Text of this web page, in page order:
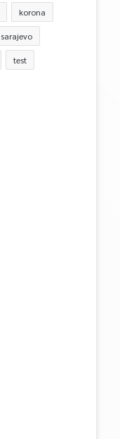
korona
sarajevo
test